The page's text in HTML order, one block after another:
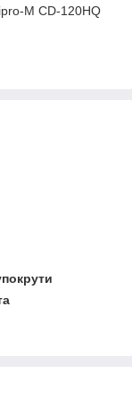
M CD-120HQ